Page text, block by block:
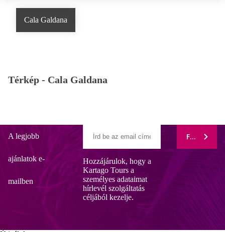
Cala Galdana
Térkép - Cala Galdana
A legjobb
ajánlatok e-
mailben
Hozzájárulok, hogy a
Kartago Tours a
személyes adataimat
hírlevél szolgáltatás
céljából kezelje.